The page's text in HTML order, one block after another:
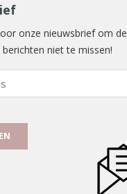
onze nieuwsbrief om de
niet te missen!